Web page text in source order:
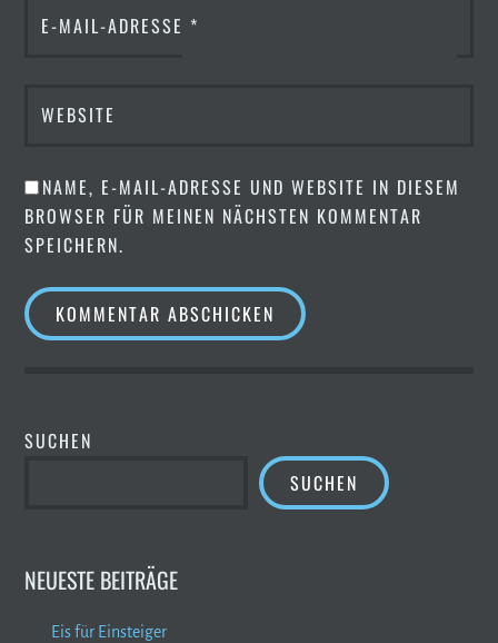
E-MAIL-ADRESSE *
WEBSITE
NAME, E-MAIL-ADRESSE UND WEBSITE IN DIESEM
BROWSER FÜR MEINEN NÄCHSTEN KOMMENTAR
SPEICHERN.
SUCHEN
SUCHEN
NEUESTE BEITRÄGE
Eis für Einsteiger